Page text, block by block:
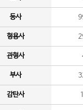
동사
형용사
관형사
부사
감탄사